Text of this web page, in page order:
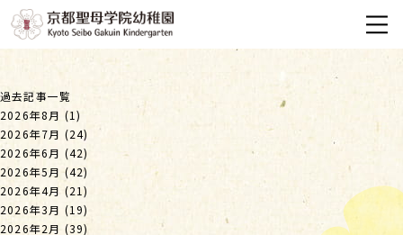
過去記事一覧
2026年8月 (1)
2026年7月 (24)
2026年6月 (42)
2026年5月 (42)
2026年4月 (21)
2026年3月 (19)
2026年2月 (39)